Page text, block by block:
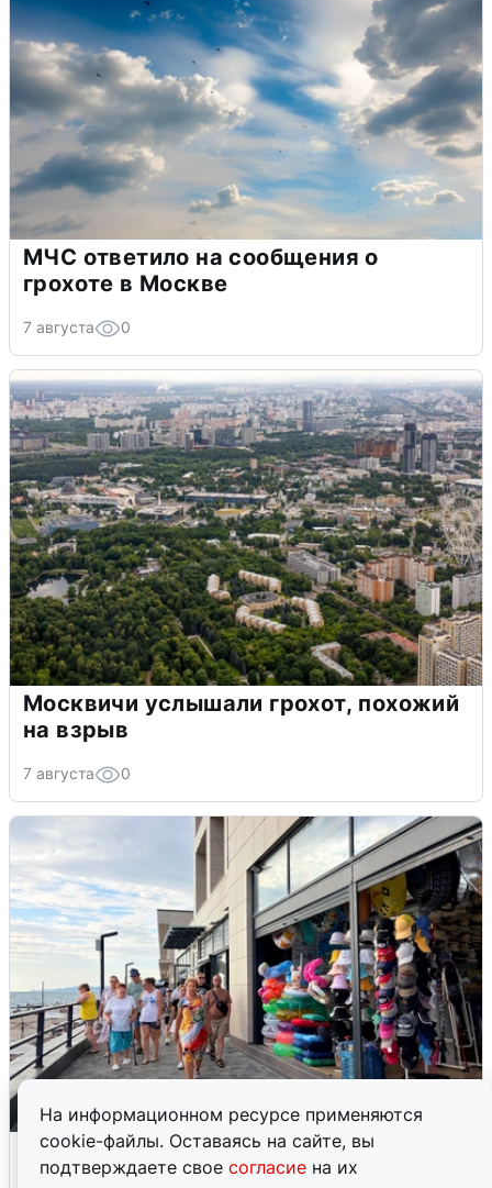
На информационном ресурсе применяются
cookie-файлы. Оставаясь на сайте, вы
подтверждаете свое согласие на их
МЧС ответило на сообщения о
грохоте в Москве
7 августа 0
Москвичи услышали грохот, похожий
на взрыв
7 августа 0
В Сочи объявили угрозу атаки БПЛА и
закрыли пляжи